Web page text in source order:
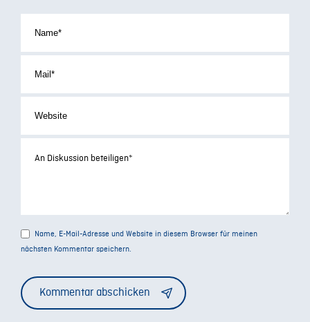
Name, E-Mail-Adresse und Website in diesem Browser für meinen
nächsten Kommentar speichern.